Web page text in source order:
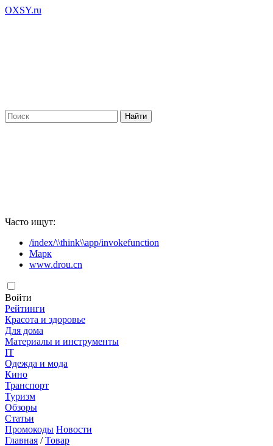
OXSY.ru
Часто ищут:
/index/\\think\\app/invokefunction
Марк
www.drou.cn
Войти
Рейтинги
Красота и здоровье
Для дома
Материалы и инструменты
IT
Одежда и мода
Кино
Транспорт
Туризм
Обзоры
Статьи
Промокоды Новости
Главная /Товар